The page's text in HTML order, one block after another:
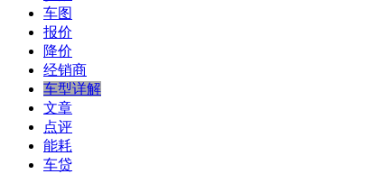
车图
报价
降价
经销商
车型详解
文章
点评
能耗
车贷